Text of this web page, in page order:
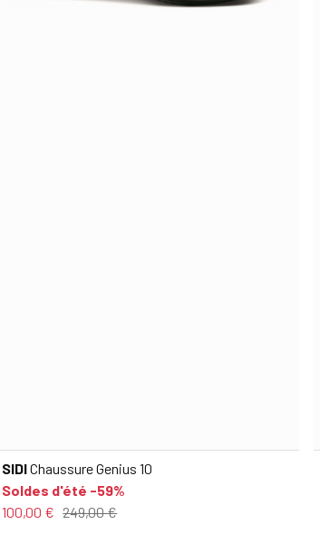
SIDIChaussure Genius 10
Soldes d'été -59%
100,00 € 249,00 €